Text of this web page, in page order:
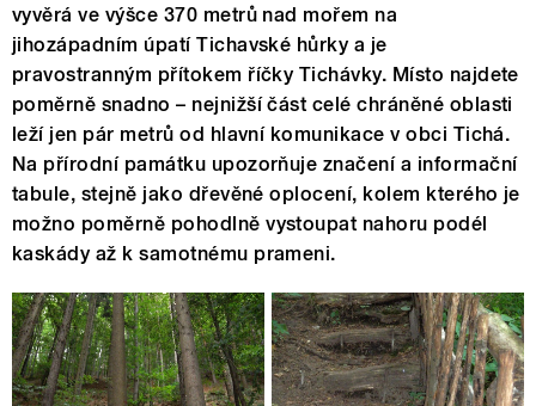
vyvěrá ve výšce 370 metrů nad mořem na
jihozápadním úpatí Tichavské hůrky a je
pravostranným přítokem říčky Tichávky. Místo najdete
poměrně snadno – nejnižší část celé chráněné oblasti
leží jen pár metrů od hlavní komunikace v obci Tichá.
Na přírodní památku upozorňuje značení a informační
tabule, stejně jako dřevěné oplocení, kolem kterého je
možno poměrně pohodlně vystoupat nahoru podél
kaskády až k samotnému prameni.